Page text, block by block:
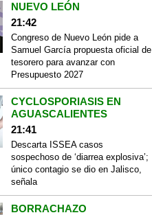
NUEVO LEÓN
21:42
Congreso de Nuevo León pide a
Samuel García propuesta oficial de
tesorero para avanzar con
Presupuesto 2027
CYCLOSPORIASIS EN
AGUASCALIENTES
21:41
Descarta ISSEA casos
sospechoso de ‘diarrea explosiva’;
único contagio se dio en Jalisco,
señala
BORRACHAZO